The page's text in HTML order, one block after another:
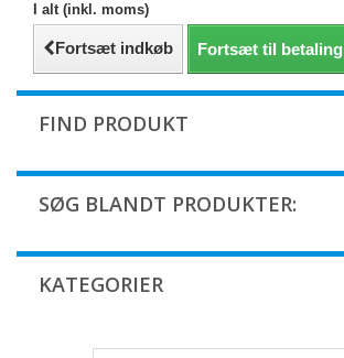
I alt (inkl. moms)
Fortsæt indkøb Fortsæt til betaling
FIND PRODUKT
SØG BLANDT PRODUKTER:
KATEGORIER